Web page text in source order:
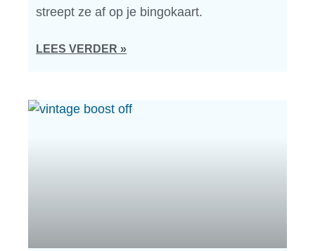
streept ze af op je bingokaart.
LEES VERDER »